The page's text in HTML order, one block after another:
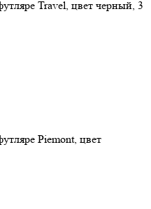
Travel, цвет черный, 3
Piemont, цвет